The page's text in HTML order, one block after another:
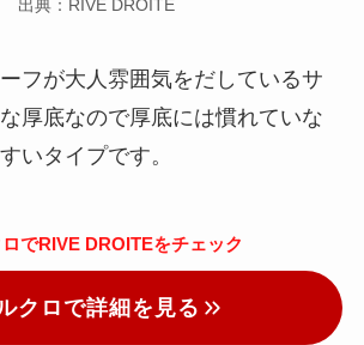
出典：RIVE DROITE
フが大人雰囲気をだしているサ
厚底なので厚底には慣れていな
いタイプです。
でRIVE DROITEをチェック
クロで詳細を見る